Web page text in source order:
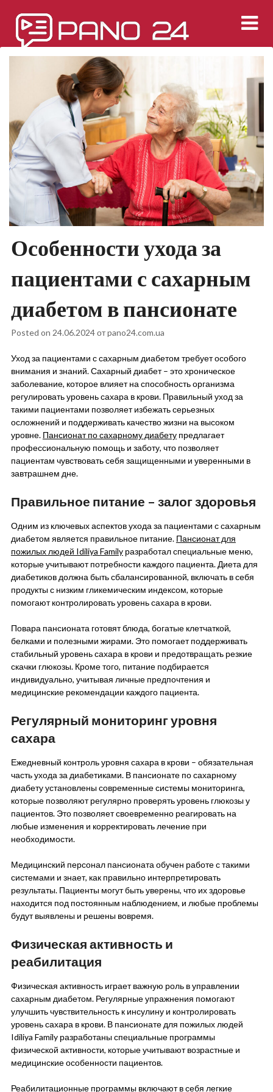
содержимому
Особенности ухода за
пациентами с сахарным
диабетом в пансионате
Posted on 24.06.2024отpano24.com.ua
Уход за пациентами с сахарным диабетом требует особого
внимания и знаний. Сахарный диабет – это хроническое
заболевание, которое влияет на способность организма
регулировать уровень сахара в крови. Правильный уход за
такими пациентами позволяет избежать серьезных
осложнений и поддерживать качество жизни на высоком
уровне. Пансионат по сахарному диабетупредлагает
профессиональную помощь и заботу, что позволяет
пациентам чувствовать себя защищенными и уверенными в
завтрашнем дне.
Правильное питание – залог здоровья
Одним из ключевых аспектов ухода за пациентами с сахарным
диабетом является правильное питание. Пансионат для
пожилых людей Idiliya Familyразработал специальные меню,
которые учитывают потребности каждого пациента. Диета для
диабетиков должна быть сбалансированной, включать в себя
продукты с низким гликемическим индексом, которые
помогают контролировать уровень сахара в крови.
Повара пансионата готовят блюда, богатые клетчаткой,
белками и полезными жирами. Это помогает поддерживать
стабильный уровень сахара в крови и предотвращать резкие
скачки глюкозы. Кроме того, питание подбирается
индивидуально, учитывая личные предпочтения и
медицинские рекомендации каждого пациента.
Регулярный мониторинг уровня
сахара
Ежедневный контроль уровня сахара в крови – обязательная
часть ухода за диабетиками. В пансионате по сахарному
диабету установлены современные системы мониторинга,
которые позволяют регулярно проверять уровень глюкозы у
пациентов. Это позволяет своевременно реагировать на
любые изменения и корректировать лечение при
необходимости.
Медицинский персонал пансионата обучен работе с такими
системами и знает, как правильно интерпретировать
результаты. Пациенты могут быть уверены, что их здоровье
находится под постоянным наблюдением, и любые проблемы
будут выявлены и решены вовремя.
Физическая активность и
реабилитация
Физическая активность играет важную роль в управлении
сахарным диабетом. Регулярные упражнения помогают
улучшить чувствительность к инсулину и контролировать
уровень сахара в крови. В пансионате для пожилых людей
Idiliya Family разработаны специальные программы
физической активности, которые учитывают возрастные и
медицинские особенности пациентов.
Реабилитационные программы включают в себя легкие